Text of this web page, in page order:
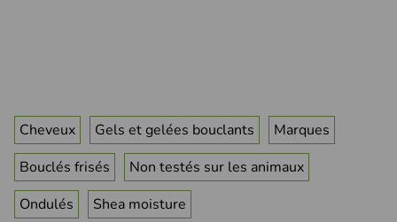
Cheveux Gels et gelées bouclants
Marques
Bouclés frisés
Non testés sur les animaux
Ondulés
Shea moisture